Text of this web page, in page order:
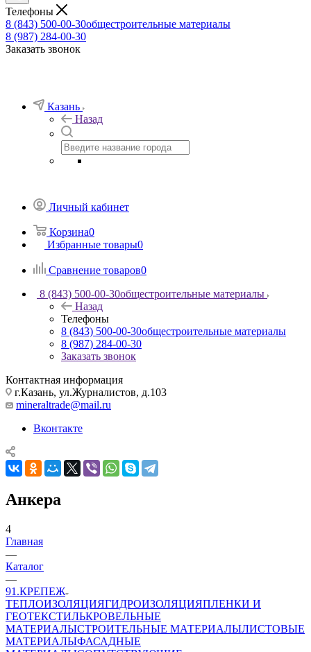
Телефоны
8 (843) 500-00-30общестроительные материалы
8 (987) 284-00-30
Заказать звонок
Казань
Назад
Личный кабинет
Корзина0
Избранные товары0
Сравнение товаров0
8 (843) 500-00-30общестроительные материалы
Назад
Телефоны
8 (843) 500-00-30общестроительные материалы
8 (987) 284-00-30
Заказать звонок
Контактная информация
г.Казань, ул.Журналистов, д.103
mineraltrade@mail.ru
Вконтакте
Анкера
4
Главная
—
Каталог
—
91.КРЕПЕЖ
ТЕПЛОИЗОЛЯЦИЯГИДРОИЗОЛЯЦИЯПЛЕНКИ И
ГЕОТЕКСТИЛЬКРОВЕЛЬНЫЕ
МАТЕРИАЛЫСТРОИТЕЛЬНЫЕ МАТЕРИАЛЫЛИСТОВЫЕ
МАТЕРИАЛЫФАСАДНЫЕ